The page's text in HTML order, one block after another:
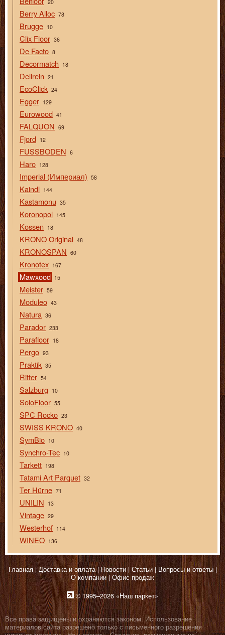
20
Berry Alloc 78
Brugge 10
Clix Floor 36
De Facto 8
Decormatch 18
Dellrein 21
EcoClick 24
Egger 129
Eurowood 41
FALQUON 69
Fjord 12
FUSSBODEN 6
Haro 128
Imperial (Империал) 58
Kaindl 144
Kastamonu 35
Koronopol 145
Kossen 18
KRONO Original 48
KRONOSPAN 60
Kronotex 167
Mawxood 15
Meister 59
Moduleo 43
Natura 36
Parador 233
Parafloor 18
Pergo 93
Praktik 35
Ritter 54
Salzburg 10
SoloFloor 55
SPC Rocko 23
SWISS KRONO 40
SymBio 10
Synchro-Tec 10
Tarkett 198
Tatami Art Parquet 32
Ter Hürne 71
UNILIN 13
Vintage 29
Westerhof 114
WINEO 136
Главная Доставка и оплата Новости Статьи
Вопросы и ответы
О компании Офис продаж
© 1995–2026 «Наш паркет»
Все права защищены и охраняются законом. Использование
материалов сайта разрешено только с письменного разрешения